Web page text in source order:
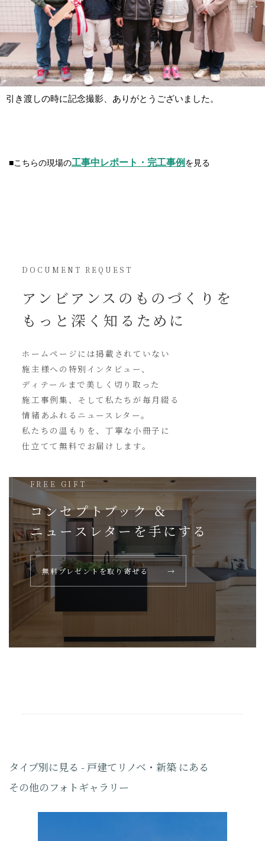
引き渡しの時に記念撮影、ありがとうございました。
■こちらの現場の工事中レポート・完工事例 を見る
DOCUMENT REQUEST
アンビアンスの ものづくりを
もっと深く知るために
ホームページには掲載されていない
施主様への特別インタビュー、
ディテールまで美しく切り取った
施工事例集、そして私たちが毎月綴る
情緒あふれるニュースレター。
私たちの温もりを、丁寧な小冊子に
仕立てて無料でお届けします。
FREE GIFT
コンセプトブック ＆
ニュースレターを手にする
無料プレゼントを取り寄せる →
タイプ別に見る - 戸建てリノベ・新築 にある
その他のフォトギャラリー